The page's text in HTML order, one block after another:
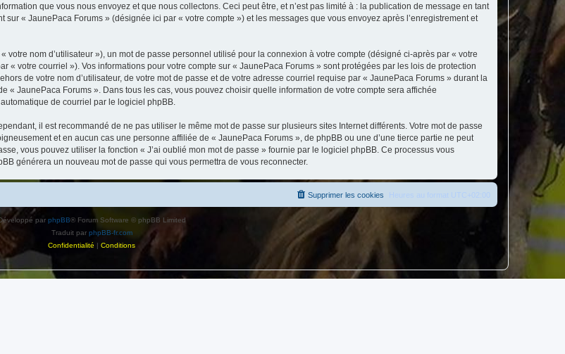
que vous nous envoyez et que nous collectons. Ceci peut être, et n’est pas limité à : la publication de message en tant
« JaunePaca Forums » (désignée ici par « votre compte ») et les messages que vous envoyez après l’enregistrement et
nom d’utilisateur »), un mot de passe personnel utilisé pour la connexion à votre compte (désigné ci-après par « votre
votre courriel »). Vos informations pour votre compte sur « JaunePaca Forums » sont protégées par les lois de protection
de votre nom d’utilisateur, de votre mot de passe et de votre adresse courriel requise par « JaunePaca Forums » durant la
« JaunePaca Forums ». Dans tous les cas, vous pouvez choisir quelle information de votre compte sera affichée
de courriel par le logiciel phpBB.
il est recommandé de ne pas utiliser le même mot de passe sur plusieurs sites Internet différents. Votre mot de passe
et en aucun cas une personne affiliée de « JaunePaca Forums », de phpBB ou une d’une tierce partie ne peut
vous pouvez utiliser la fonction « J’ai oublié mon mot de passe » fournie par le logiciel phpBB. Ce processus vous
générera un nouveau mot de passe qui vous permettra de vous reconnecter.
Heures au format UTC+02:00
Supprimer les cookies
par phpBB® Forum Software © phpBB Limited
Traduit par phpBB-fr.com
Confidentialité | Conditions